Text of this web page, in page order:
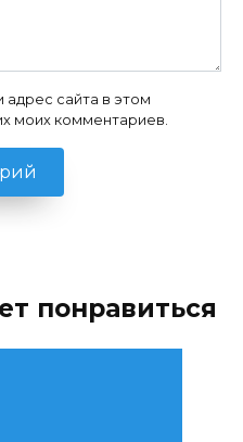
адрес сайта в этом
моих комментариев.
понравиться